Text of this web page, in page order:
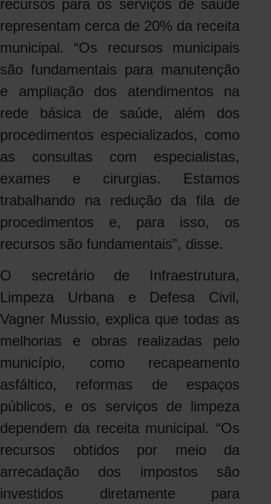
recursos para os serviços de saúde
representam cerca de 20% da receita
municipal. “Os recursos municipais
são fundamentais para manutenção
e ampliação dos atendimentos na
rede básica de saúde, além dos
procedimentos especializados, como
as consultas com especialistas,
exames e cirurgias. Estamos
trabalhando na redução da fila de
procedimentos e, para isso, os
recursos são fundamentais”, disse.
O secretário de Infraestrutura,
Limpeza Urbana e Defesa Civil,
Vagner Mussio, explica que todas as
melhorias e obras realizadas pelo
município, como recapeamento
asfáltico, reformas de espaços
públicos, e os serviços de limpeza
dependem da receita municipal. “Os
recursos obtidos por meio da
arrecadação dos impostos são
investidos diretamente para